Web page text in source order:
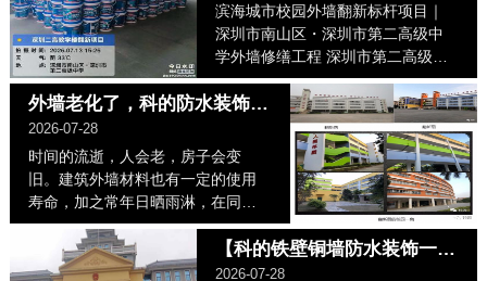
滨海城市校园外墙翻新标杆项目｜
深圳市南山区・深圳市第二高级中
学外墙修缮工程 深圳市第二高级中
学坐落于南山区，是深圳市教育局
直属...外墙老化了，科的防水装饰一体化来翻新！
2026-07-28
时间的流逝，人会老，房子会变
旧。建筑外墙材料也有一定的使用
寿命，加之常年日晒雨淋，在同样
的时间下，外墙的老化速度要比内
墙快得多。 中国房地产...
【科的铁壁铜墙防水装饰一体化】黎平县人民检察院工程案例
2026-07-28